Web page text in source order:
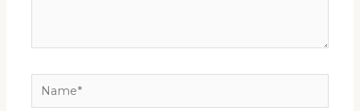
Name*